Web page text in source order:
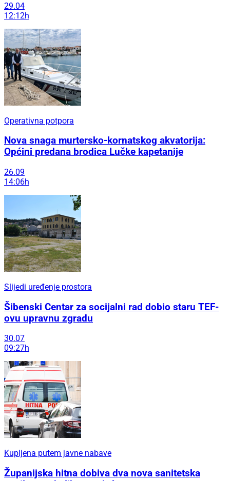
29.04
12:12h
Operativna potpora
Nova snaga murtersko-kornatskog akvatorija:
Općini predana brodica Lučke kapetanije
26.09
14:06h
Slijedi uređenje prostora
Šibenski Centar za socijalni rad dobio staru TEF-
ovu upravnu zgradu
30.07
09:27h
Kupljena putem javne nabave
Županijska hitna dobiva dva nova sanitetska